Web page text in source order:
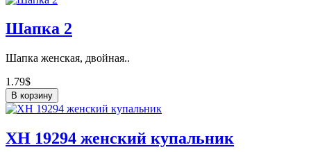
Шапка 2
Шапка женская, двойная..
1.79$
В корзину
ХН 19294 женский купальник